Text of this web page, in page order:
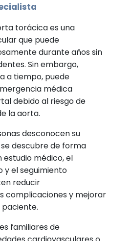
torácica es una
que puede
durante años sin
Sin embargo,
a tiempo, puede
médica
debido al riesgo de
la aorta.
desconocen su
descubre de forma
médico, el
y el seguimiento
reducir
complicaciones y mejorar
paciente.
familiares de